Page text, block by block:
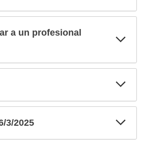
a un profesional
3/2025